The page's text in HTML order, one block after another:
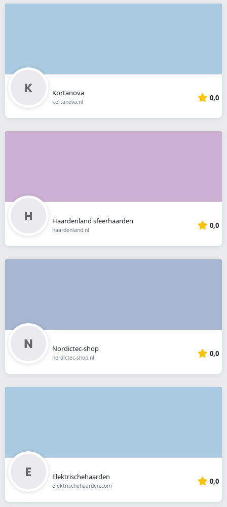
Kortanova
kortanova.nl 0,0
Haardenland sfeerhaarden
haardenland.nl 0,0
Nordictec-shop
nordictec-shop.nl 0,0
Elektrischehaarden
elektrischehaarden.com 0,0